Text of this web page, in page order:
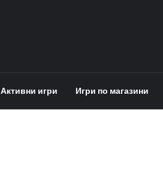
Активни игри Игри по магазини